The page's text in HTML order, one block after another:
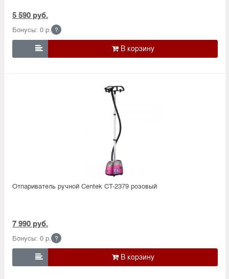
5 590 руб.
Бонусы: 0 р. ?

Отпариватель ручной Centek CT-2379 розовый
7 990 руб.
Бонусы: 0 р. ?
